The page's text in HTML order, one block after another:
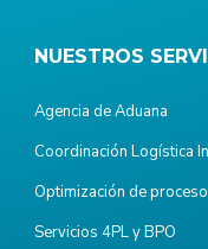
NUESTROS
Agencia de Aduana
Coordinación Logística
Optimización de
Servicios 4PL y BPO